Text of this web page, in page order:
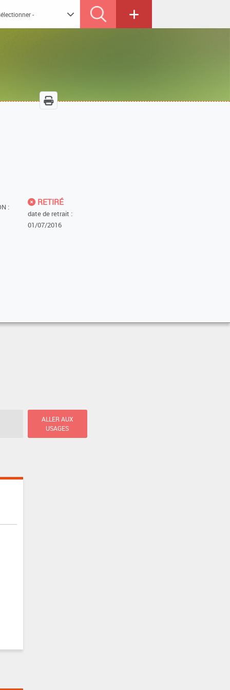
:
RETIRÉ
date de retrait :
01/07/2016
ALLER AUX
USAGES